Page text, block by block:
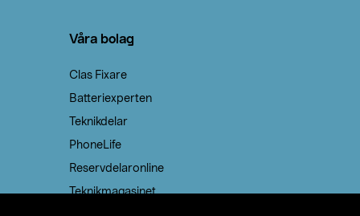
Våra bolag
Clas Fixare
Batteriexperten
Teknikdelar
PhoneLife
Reservdelaronline
Teknikmagasinet